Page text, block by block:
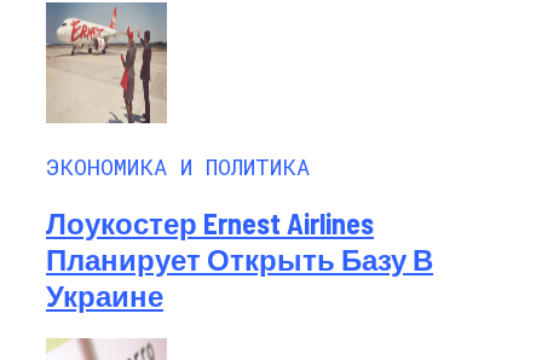
ЭКОНОМИКА И ПОЛИТИКА
Лоукостер Ernest Airlines
Планирует Открыть Базу В
Украине